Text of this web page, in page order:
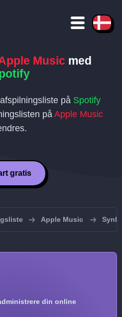
Music med
på Spotify
påApple Music
gratis
Apple Music
din online